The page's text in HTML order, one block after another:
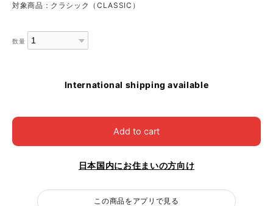
対象商品：クラシック（CLASSIC）
数量
International shipping available
Add to cart
日本国内にお住まいの方向け
この商品をアプリで見る